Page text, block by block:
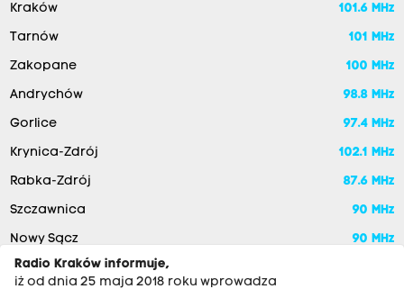
Kraków 101.6 MHz
Tarnów 101 MHz
Zakopane 100 MHz
Andrychów 98.8 MHz
Gorlice 97.4 MHz
Krynica-Zdrój 102.1 MHz
Rabka-Zdrój 87.6 MHz
Szczawnica 90 MHz
Nowy Sącz
90 MHz
Radio Kraków informuje,
iż od dnia 25 maja 2018 roku wprowadza